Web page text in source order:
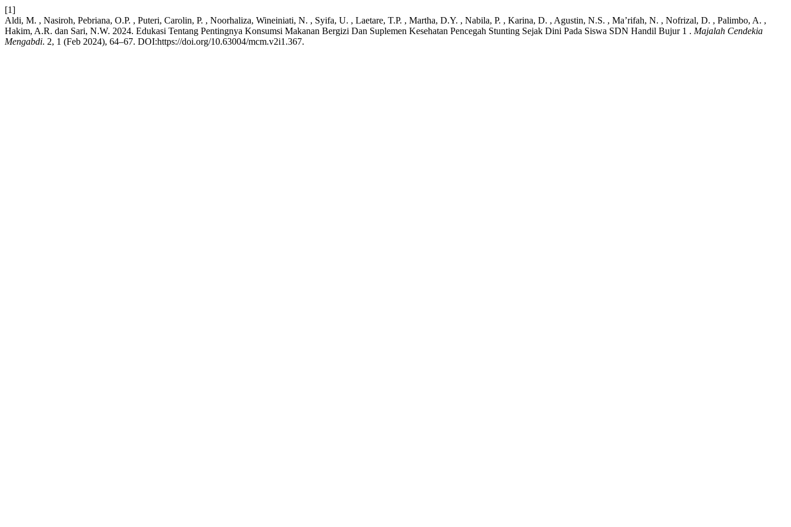
[1]
Aldi, M. , Nasiroh, Pebriana, O.P. , Puteri, Carolin, P. , Noorhaliza, Wineiniati, N. , Syifa, U. , Laetare, T.P. , Martha, D.Y. , Nabila, P. , Karina, D. , Agustin, N.S. , Ma’rifah, N. , Nofrizal, D. , Palimbo, A. ,
Hakim, A.R. dan Sari, N.W. 2024. Edukasi Tentang Pentingnya Konsumsi Makanan Bergizi Dan Suplemen Kesehatan Pencegah Stunting Sejak Dini Pada Siswa SDN Handil Bujur 1 . Majalah Cendekia
Mengabdi. 2, 1 (Feb 2024), 64–67. DOI:https://doi.org/10.63004/mcm.v2i1.367.